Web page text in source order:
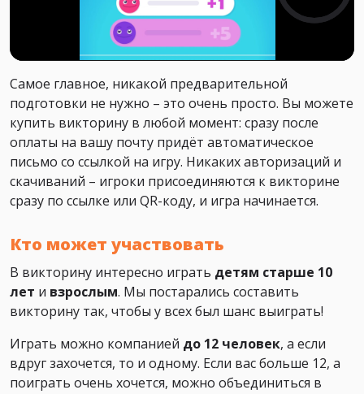
Самое главное, никакой предварительной
подготовки не нужно – это очень просто. Вы можете
купить викторину в любой момент: сразу после
оплаты на вашу почту придёт автоматическое
письмо со ссылкой на игру. Никаких авторизаций и
скачиваний – игроки присоединяются к викторине
сразу по ссылке или QR-коду, и игра начинается.
Кто может участвовать
В викторину интересно играть детям старше 10
лет и взрослым. Мы постарались составить
викторину так, чтобы у всех был шанс выиграть!
Играть можно компанией до 12 человек, а если
вдруг захочется, то и одному. Если вас больше 12, а
поиграть очень хочется, можно объединиться в